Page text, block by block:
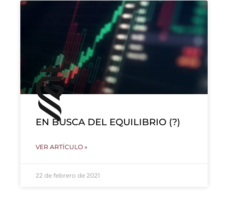
EN BUSCA DEL EQUILIBRIO (?)
VER ARTÍCULO »
22 de febrero de 2021